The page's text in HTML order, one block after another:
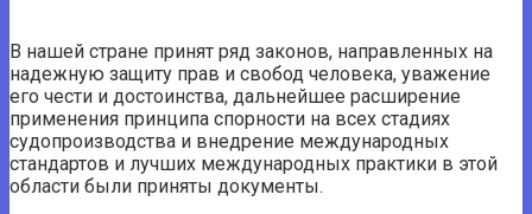
В нашей стране принят ряд законов, направленных на
надежную защиту прав и свобод человека, уважение
его чести и достоинства, дальнейшее расширение
применения принципа спорности на всех стадиях
судопроизводства и внедрение международных
стандартов и лучших международных практики в этой
области были приняты документы.